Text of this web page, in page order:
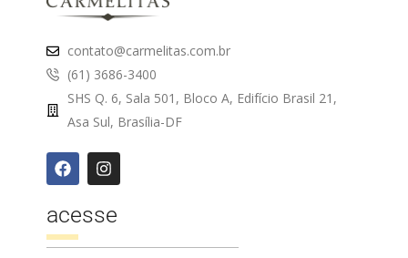
contato@carmelitas.com.br
(61) 3686-3400
SHS Q. 6, Sala 501, Bloco A, Edifício Brasil 21,
Asa Sul, Brasília-DF
acesse